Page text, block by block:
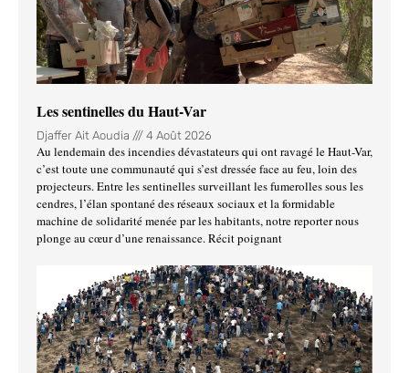
Les sentinelles du Haut-Var
Djaffer Ait Aoudia 4 Août 2026
Au lendemain des incendies dévastateurs qui ont ravagé le Haut-Var,
c’est toute une communauté qui s’est dressée face au feu, loin des
projecteurs. Entre les sentinelles surveillant les fumerolles sous les
cendres, l’élan spontané des réseaux sociaux et la formidable
machine de solidarité menée par les habitants, notre reporter nous
plonge au cœur d’une renaissance. Récit poignant